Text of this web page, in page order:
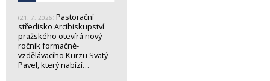
(21. 7. 2026) Pastorační
středisko Arcibiskupství
pražského otevírá nový
ročník formačně-
vzdělávacího Kurzu Svatý
Pavel, který nabízí…